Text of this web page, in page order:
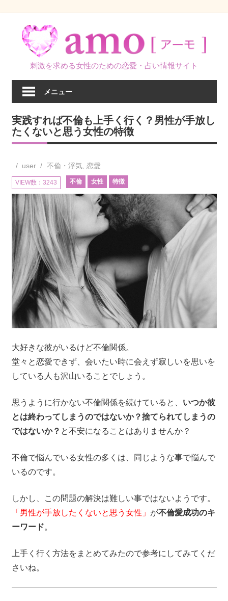
刺激を求める女性のための恋愛・占い情報サイト
メニュー
実践すれば不倫も上手く行く？男性が手放し
たくないと思う女性の特徴
user 不倫・浮気, 恋愛
VIEW数：3243 不倫 女性 特徴
大好きな彼がいるけど不倫関係。
堂々と恋愛できず、会いたい時に会えず寂しいを思いを
している人も沢山いることでしょう。
思うように行かない不倫関係を続けていると、 いつか彼
とは終わってしまうのではないか？捨てられてしまうの
ではないか？ と不安になることはありませんか？
不倫で悩んでいる女性の多くは、同じような事で悩んで
いるのです。
しかし、この問題の解決は難しい事ではないようです。
「男性が手放したくないと思う女性」 が不倫愛成功のキ
ーワード。
上手く行く方法をまとめてみたので参考にしてみてくだ
さいね。